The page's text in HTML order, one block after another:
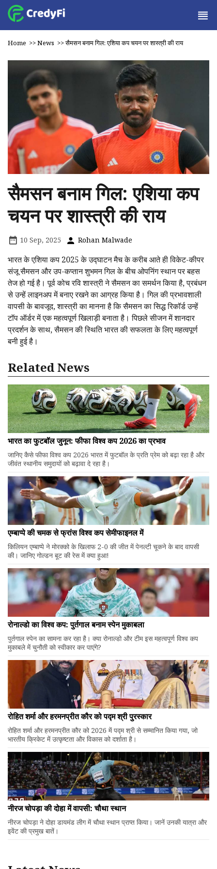
Home >>News >>सैमसन बनाम गिल: एशिया कप चयन पर शास्त्री की राय
सैमसन बनाम गिल: एशिया कप
चयन पर शास्त्री की राय
10 Sep, 2025 Rohan Malwade
भारत के एशिया कप 2025 के उद्घाटन मैच के करीब आते ही विकेट-कीपर
संजू सैमसन और उप-कप्तान शुभमन गिल के बीच ओपनिंग स्थान पर बहस
तेज हो गई है। पूर्व कोच रवि शास्त्री ने सैमसन का समर्थन किया है, प्रबंधन
से उन्हें लाइनअप में बनाए रखने का आग्रह किया है। गिल की प्रभावशाली
वापसी के बावजूद, शास्त्री का मानना है कि सैमसन का सिद्ध रिकॉर्ड उन्हें
टॉप ऑर्डर में एक महत्वपूर्ण खिलाड़ी बनाता है। पिछले सीजन में शानदार
प्रदर्शन के साथ, सैमसन की स्थिति भारत की सफलता के लिए महत्वपूर्ण
बनी हुई है।
Related News
भारत का फुटबॉल जुनून: फीफा विश्व कप 2026 का प्रभाव
जानिए कैसे फीफा विश्व कप 2026 भारत में फुटबॉल के प्रति प्रेम को बढ़ा रहा है और
जीवंत स्थानीय समुदायों को बढ़ावा दे रहा है।
एम्बाप्पे की चमक से फ्रांस विश्व कप सेमीफाइनल में
किलियन एम्बाप्पे ने मोरक्को के खिलाफ 2-0 की जीत में पेनल्टी चूकने के बाद वापसी
की। जानिए गोल्डन बूट की रेस में क्या हुआ!
रोनाल्डो का विश्व कप: पुर्तगाल बनाम स्पेन मुकाबला
पुर्तगाल स्पेन का सामना कर रहा है। क्या रोनाल्डो और टीम इस महत्वपूर्ण विश्व कप
मुकाबले में चुनौती को स्वीकार कर पाएंगे?
रोहित शर्मा और हरमनप्रीत कौर को पद्म श्री पुरस्कार
रोहित शर्मा और हरमनप्रीत कौर को 2026 में पद्म श्री से सम्मानित किया गया, जो
भारतीय क्रिकेट में उत्कृष्टता और विकास को दर्शाता है।
नीरज चोपड़ा की दोहा में वापसी: चौथा स्थान
नीरज चोपड़ा ने दोहा डायमंड लीग में चौथा स्थान प्राप्त किया। जानें उनकी यात्रा और
इवेंट की प्रमुख बातें।